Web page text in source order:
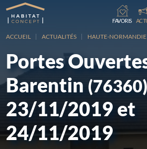
FAVORIS
ACCUEIL ACTUALITÉS HAUTE-NORMANDIE
Portes
Barentin (76360)
23/11/2019 et
24/11/2019